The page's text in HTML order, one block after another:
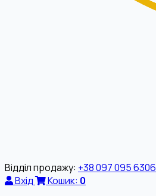
Відділ продажу: +38 097 095 6306
Вхід
Кошик: 0